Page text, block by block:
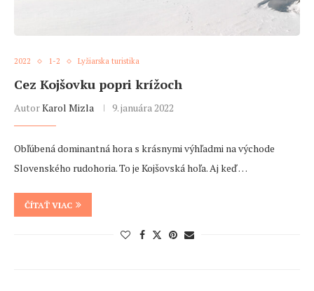
2022 1-2 Lyžiarska turistika
Cez Kojšovku popri krížoch
AutorKarol Mizla 9. januára 2022
Obľúbená dominantná hora s krásnymi výhľadmi na východe
Slovenského rudohoria. To je Kojšovská hoľa. Aj keď …
ČÍTAŤ VIAC